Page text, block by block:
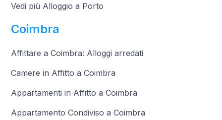
Vedi più Alloggio a Porto
Coimbra
Affittare a Coimbra: Alloggi arredati
Camere in Affitto a Coimbra
Appartamenti in Affitto a Coimbra
Appartamento Condiviso a Coimbra